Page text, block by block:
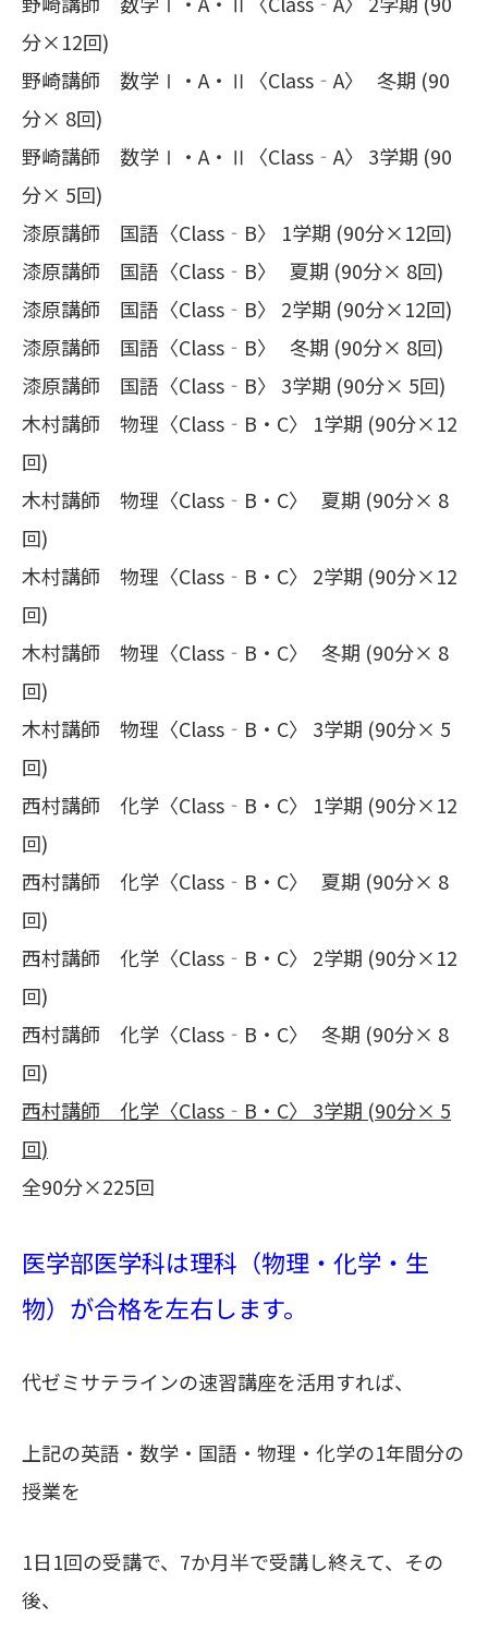
分×12回)
野崎講師 数学Ⅰ・A・Ⅱ〈Class‐A〉 冬期 (90
分× 8回)
野崎講師 数学Ⅰ・A・Ⅱ〈Class‐A〉 3学期 (90
分× 5回)
漆原講師 国語〈Class‐B〉 1学期 (90分×12回)
漆原講師 国語〈Class‐B〉 夏期 (90分× 8回)
漆原講師 国語〈Class‐B〉 2学期 (90分×12回)
漆原講師 国語〈Class‐B〉 冬期 (90分× 8回)
漆原講師 国語〈Class‐B〉 3学期 (90分× 5回)
木村講師 物理〈Class‐B・C〉 1学期 (90分×12
回)
木村講師 物理〈Class‐B・C〉 夏期 (90分× 8
回)
木村講師 物理〈Class‐B・C〉 2学期 (90分×12
回)
木村講師 物理〈Class‐B・C〉 冬期 (90分× 8
回)
木村講師 物理〈Class‐B・C〉 3学期 (90分× 5
回)
西村講師 化学〈Class‐B・C〉 1学期 (90分×12
回)
西村講師 化学〈Class‐B・C〉 夏期 (90分× 8
回)
西村講師 化学〈Class‐B・C〉 2学期 (90分×12
回)
西村講師 化学〈Class‐B・C〉 冬期 (90分× 8
回)
西村講師 化学〈Class ‐ B ・ C〉 3学期 (90分× 5
回)
全90分×225回
医学部医学科は理科（物理・化学・生
物）が合格を左右します。
代ゼミサテラインの速習講座を活用すれば、
上記の英語・数学・国語・物理・化学の1年間分の
授業を
1日1回の受講で、7か月半で受講し終えて、その
後、